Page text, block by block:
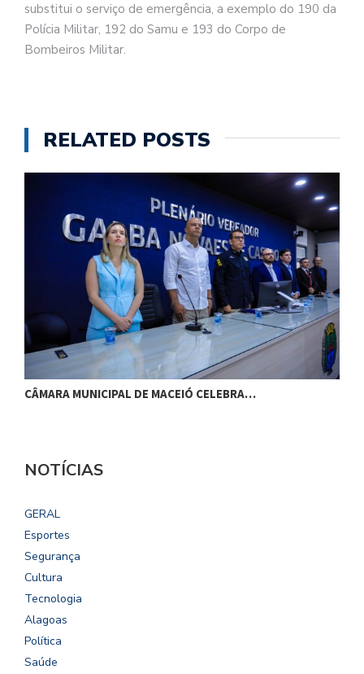
substitui o serviço de emergência, a exemplo do 190 da
Polícia Militar, 192 do Samu e 193 do Corpo de
Bombeiros Militar.
RELATED POSTS
CÂMARA MUNICIPAL DE MACEIÓ CELEBRA…
NOTÍCIAS
GERAL
Esportes
Segurança
Cultura
Tecnologia
Alagoas
Política
Saúde